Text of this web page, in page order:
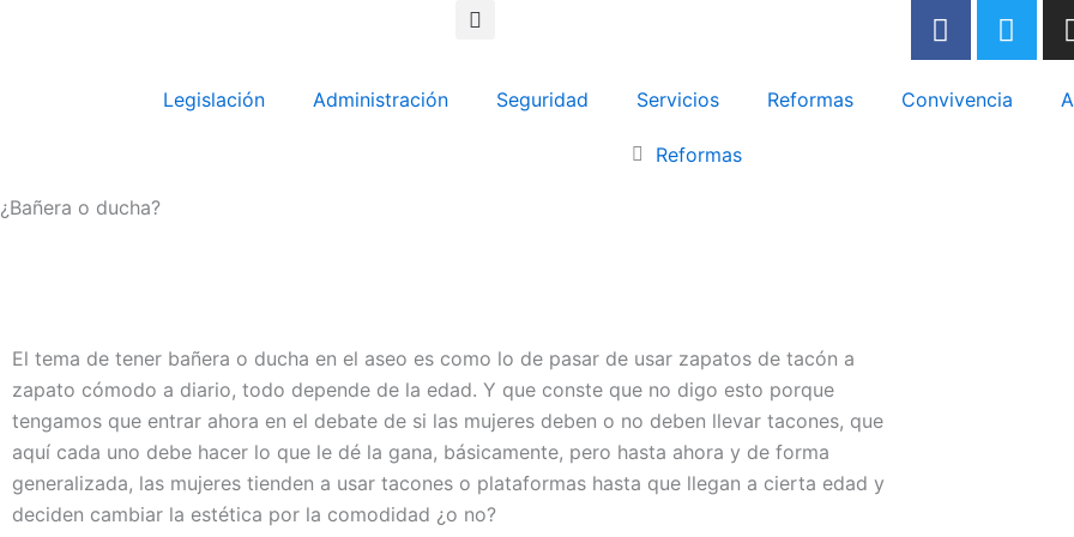
F
a
e
T
w
t
Legislación Administración Seguridad Servicios Reformas Convivencia
Reformas
¿Bañera o ducha?
El tema de tener bañera o ducha en el aseo es como lo de pasar de usar zapatos de tacón a
zapato cómodo a diario, todo depende de la edad. Y que conste que no digo esto porque
tengamos que entrar ahora en el debate de si las mujeres deben o no deben llevar tacones, que
aquí cada uno debe hacer lo que le dé la gana, básicamente, pero hasta ahora y de forma
generalizada, las mujeres tienden a usar tacones o plataformas hasta que llegan a cierta edad y
deciden cambiar la estética por la comodidad ¿o no?